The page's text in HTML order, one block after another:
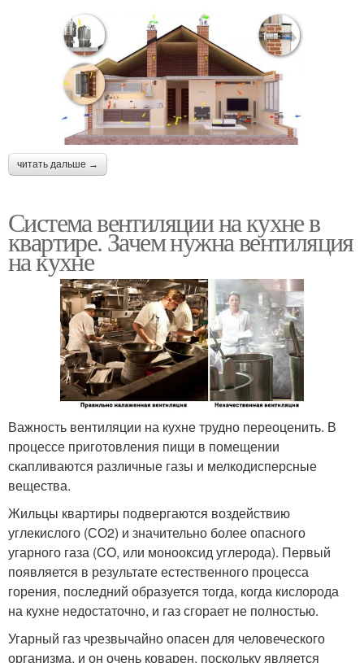
читать дальше →
Система вентиляции на кухне в
квартире. Зачем нужна вентиляция
на кухне
Важность вентиляции на кухне трудно переоценить. В
процессе приготовления пищи в помещении
скапливаются различные газы и мелкодисперсные
вещества.
Жильцы квартиры подвергаются воздействию
углекислого (СО2) и значительно более опасного
угарного газа (CO, или монооксид углерода). Первый
появляется в результате естественного процесса
горения, последний образуется тогда, когда кислорода
на кухне недостаточно, и газ сгорает не полностью.
Угарный газ чрезвычайно опасен для человеческого
организма, и он очень коварен, поскольку является